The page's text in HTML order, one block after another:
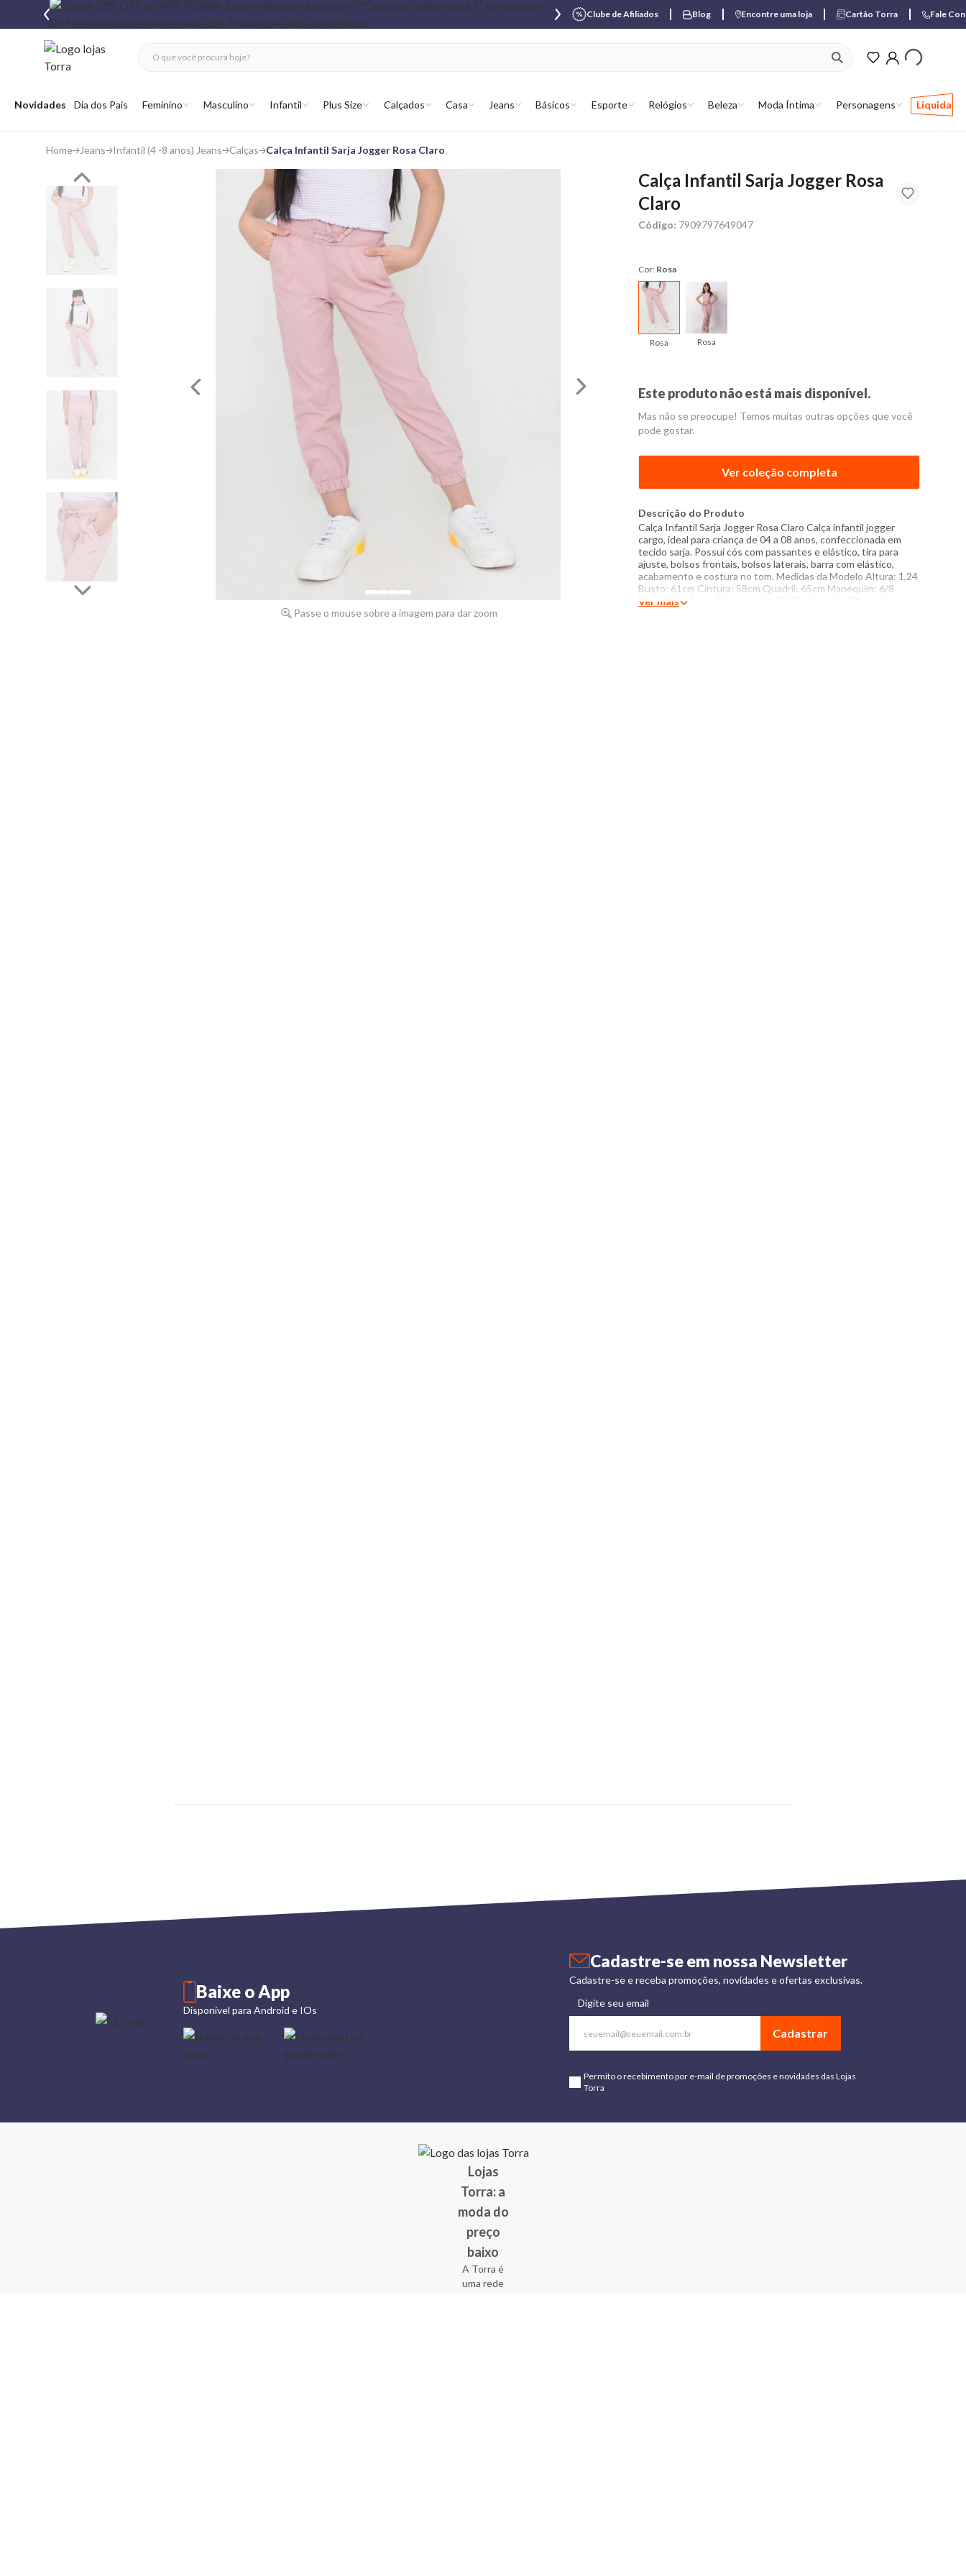
Clube de Afiliados Blog Encontre uma loja Cartão Torra Fale
Abrir menu
Novidades Dia dos Pais Feminino Masculino Infantil Plus Size Calçados Casa Jeans Básicos Esporte Relógios Beleza Moda Íntima Personagens Liquida
ver produtos
fechar menu
fechar menu
favoritos
Home Jeans Infantil (4 -8 anos) Jeans Calças Calça Infantil Sarja Jogger Rosa Claro
Passe o mouse sobre a imagem para dar zoom
Calça Infantil Sarja Jogger Rosa
Claro
Código: 7909797649047
Cor: Rosa
Rosa Rosa
Este produto não está mais disponível.
Mas não se preocupe! Temos muitas outras opções que você
pode gostar.
Ver coleção completa
Descrição do Produto
Calça Infantil Sarja Jogger Rosa Claro Calça infantil jogger
cargo, ideal para criança de 04 a 08 anos, confeccionada em
tecido sarja. Possui cós com passantes e elástico, tira para
ajuste, bolsos frontais, bolsos laterais, barra com elástico,
acabamento e costura no tom. Medidas da Modelo Altura: 1,24
Busto: 61cm Cintura: 58cm Quadril: 65cm Manequim: 6/8
Especificações: - Composição: 78,5% algodão, 20% poliéster,
Ver mais
Cadastre-se em nossa Newsletter
Cadastre-se e receba promoções, novidades e ofertas exclusivas.
Digite seu email
Cadastrar
Permito o recebimento por e-mail de promoções e novidades das Lojas
Torra
Baixe o App
Disponível para Android e IOs
Lojas
Torra: a
moda do
preço
baixo
A Torra é
uma rede